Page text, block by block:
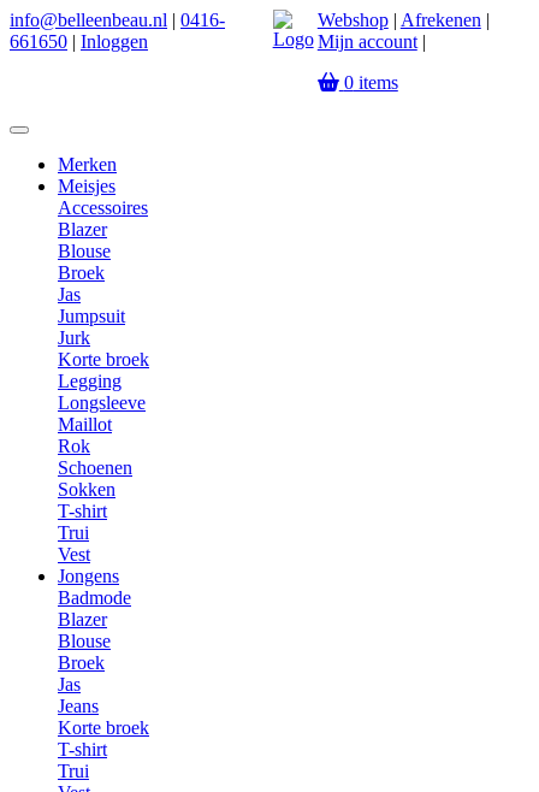
info@belleenbeau.nl | 0416-
661650 | Inloggen
Webshop| Afrekenen |
Mijn account|
0items
Merken
Meisjes
Accessoires
Blazer
Blouse
Broek
Jas
Jumpsuit
Jurk
Korte broek
Legging
Longsleeve
Maillot
Rok
Schoenen
Sokken
T-shirt
Trui
Vest
Jongens
Badmode
Blazer
Blouse
Broek
Jas
Jeans
Korte broek
T-shirt
Trui